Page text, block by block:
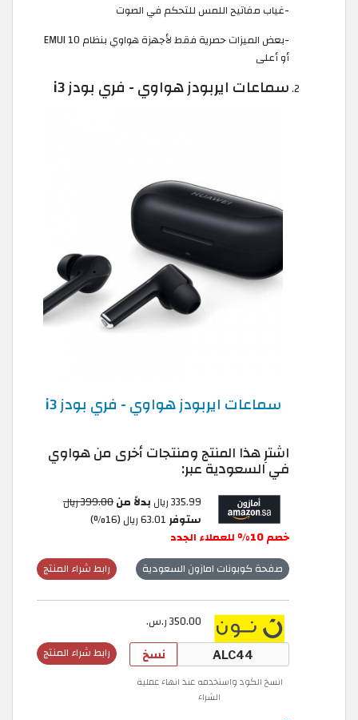
-غياب مفاتيح اللمس للتحكم في الصوت
-بعض الميزات حصرية فقط لأجهزة هواوي بنظام EMUI 10
أو أعلى
سماعات ايربودز هواوي - فري بودز i3
سماعات ايربودز هواوي - فري بودز i3
اشترِ هذا المنتج ومنتجات أخرى من هواوي
في السعودية عبر:
335.99 ريال بدلاً من399.00 ريال
ستوفر
خصم 10% للعملاء الجدد
رابط شراء المنتج صفحة كوبونات امازون السعودية
350.00 ر.س.
رابط شراء المنتج نسخ
انسخ الكود واستخدمه عند انهاء عملية
الشراء